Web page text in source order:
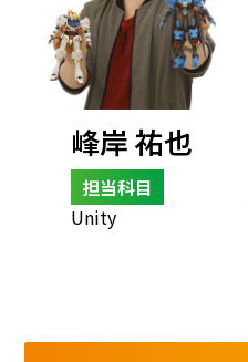
峰岸 祐也
担当科目
Unity